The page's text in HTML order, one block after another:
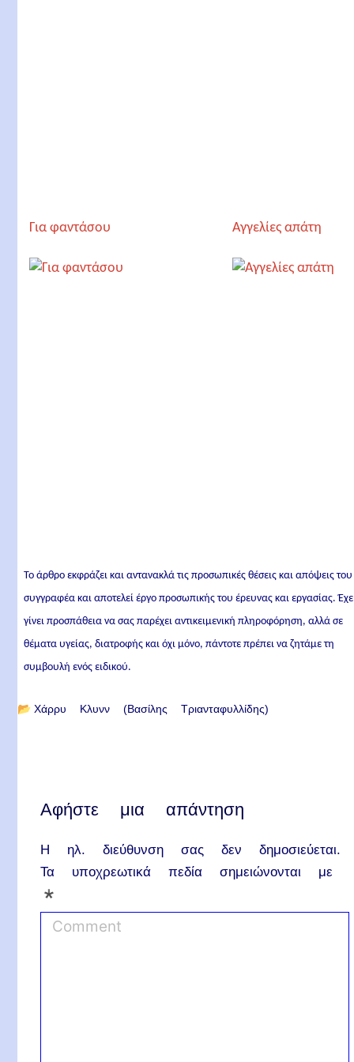
Για φαντάσου Αγγελίες απάτη
Το άρθρο εκφράζει και αντανακλά τις προσωπικές θέσεις και απόψεις του
συγγραφέα και αποτελεί έργο προσωπικής του έρευνας και εργασίας.
γίνει προσπάθεια να σας παρέχει αντικειμενική πληροφόρηση, αλλά σε
θέματα υγείας, διατροφής και όχι μόνο, πάντοτε πρέπει να ζητάμε τη
συμβουλή ενός ειδικού.
📂 Χάρρυ Κλυνν (Βασίλης Τριανταφυλλίδης)
Αφήστε μια απάντηση
Η ηλ. διεύθυνση σας δεν δημοσιεύεται.
Τα υποχρεωτικά πεδία σημειώνονται με
*